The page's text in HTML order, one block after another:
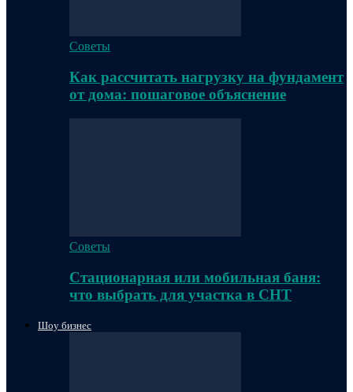
Советы
Как рассчитать нагрузку на фундамент
от дома: пошаговое объяснение
Советы
Стационарная или мобильная баня:
что выбрать для участка в СНТ
Шоу бизнес